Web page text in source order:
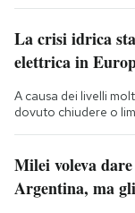
La crisi idrica
elettrica in
A causa dei livelli
dovuto chiudere o
Milei voleva
Argentina, ma